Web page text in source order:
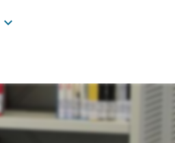
keyboard_arrow_down